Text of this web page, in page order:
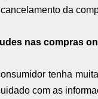
da
nas compras
tenha
com as